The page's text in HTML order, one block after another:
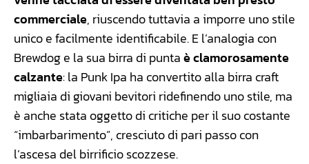
commerciale, riuscendo tuttavia a imporre uno stile
unico e facilmente identificabile. E l’analogia con
Brewdog e la sua birra di puntaè clamorosamente
calzante: la Punk Ipa ha convertito alla birra craft
migliaia di giovani bevitori ridefinendo uno stile, ma
è anche stata oggetto di critiche per il suo costante
“imbarbarimento”, cresciuto di pari passo con
l’ascesa del birrificio scozzese.